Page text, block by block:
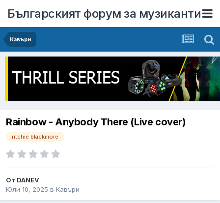
Българският форум за музиканти
Кавъри
Rainbow - Anybody There (Live cover)
ritchie blackmore
От DANEV
Юли 10, 2025 в Кавъри